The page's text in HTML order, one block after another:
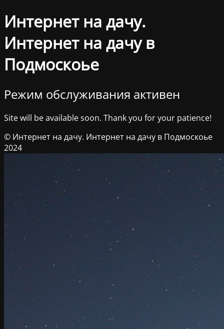
Интернет на дачу.
Интернет на дачу в
Подмоскоье
Режим обслуживания активен
Site will be available soon. Thank you for your patience!
© Интернет на дачу. Интернет на дачу в Подмоскоье
2024